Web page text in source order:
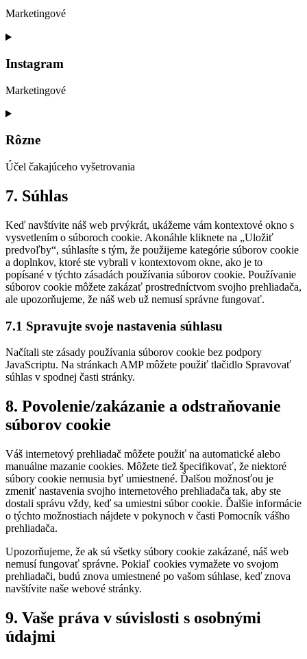
recaptcha
Marketingové
Consent
service
google-
maps
Instagram
Marketingové
Consent
service
Rôzne
Účel čakajúceho vyšetrovania
Consent
to
rôzne
7. Súhlas
Keď navštívite náš web prvýkrát, ukážeme vám kontextové okno s
vysvetlením o súboroch cookie. Akonáhle kliknete na „Uložiť
predvoľby“, súhlasíte s tým, že použijeme kategórie súborov cookie
a doplnkov, ktoré ste vybrali v kontextovom okne, ako je to
popísané v týchto zásadách používania súborov cookie. Používanie
súborov cookie môžete zakázať prostredníctvom svojho prehliadača,
ale upozorňujeme, že náš web už nemusí správne fungovať.
7.1 Spravujte svoje nastavenia súhlasu
Načítali ste zásady používania súborov cookie bez podpory
JavaScriptu. Na stránkach AMP môžete použiť tlačidlo Spravovať
súhlas v spodnej časti stránky.
8. Povolenie/zakázanie a odstraňovanie
súborov cookie
Váš internetový prehliadač môžete použiť na automatické alebo
manuálne mazanie cookies. Môžete tiež špecifikovať, že niektoré
súbory cookie nemusia byť umiestnené. Ďalšou možnosťou je
zmeniť nastavenia svojho internetového prehliadača tak, aby ste
dostali správu vždy, keď sa umiestni súbor cookie. Ďalšie informácie
o týchto možnostiach nájdete v pokynoch v časti Pomocník vášho
prehliadača.
Upozorňujeme, že ak sú všetky súbory cookie zakázané, náš web
nemusí fungovať správne. Pokiaľ cookies vymažete vo svojom
prehliadači, budú znova umiestnené po vašom súhlase, keď znova
navštívite naše webové stránky.
9. Vaše práva v súvislosti s osobnými
údajmi